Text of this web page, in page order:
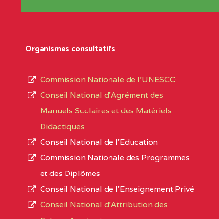
Noms
Localité
Région Noms
ADAMAOUA
INSTITUT POLYVALENT
PINTADES BP :
L’offre d’éducation del’Enseignement
d’immatriculation du mois de septembre
suit :
1950 établissements publics
895 CES dont 86 Bilingues
1055 Lycées dont 351 Bilingues
72 établissements avec section bilingue
Organismes consultatifs
Commission Nationale de l’UNESCO
Conseil National d’Agrément des
Manuels Scolaires et des Matériels
Didactiques
Conseil National de l’Education
Commission Nationale des Programmes
et des Diplômes
Conseil National de l’Enseignement Privé
Conseil National d'Attribution des